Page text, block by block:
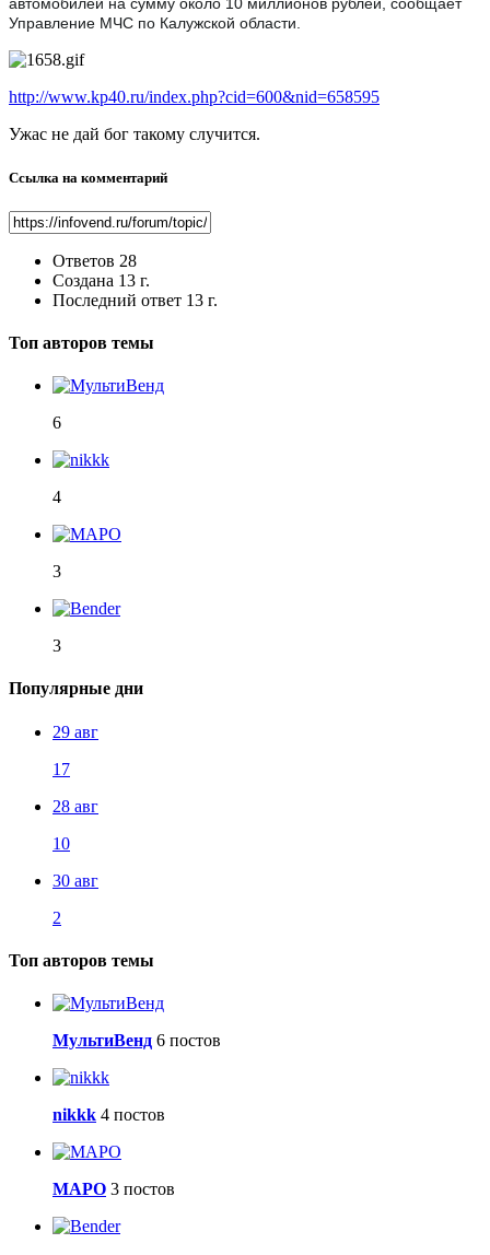
автомобилей на сумму около 10 миллионов рублей, сообщает
Управление МЧС по Калужской области.
http://www.kp40.ru/index.php?cid=600&nid=658595
Ужас не дай бог такому случится.
Ссылка на комментарий
Ответов 28
Создана 13 г.
Последний ответ 13 г.
Топ авторов темы
6
4
3
3
Популярные дни
29 авг
17
28 авг
10
30 авг
2
Топ авторов темы
МультиВенд 6 постов
nikkk 4 постов
МАРО 3 постов